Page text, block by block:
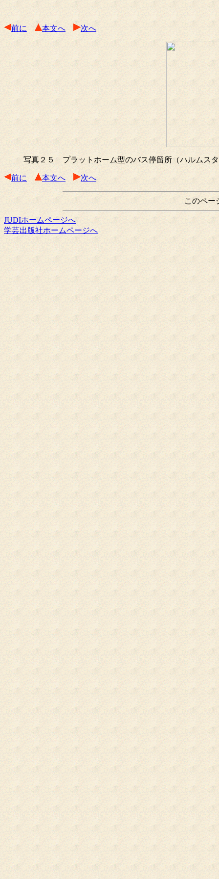
前に 本文へ 次へ
写真２５ プラットホーム型のバス停留所（ハルムス
前に 本文へ 次へ
このペー
JUDIホームページへ
学芸出版社ホームページへ